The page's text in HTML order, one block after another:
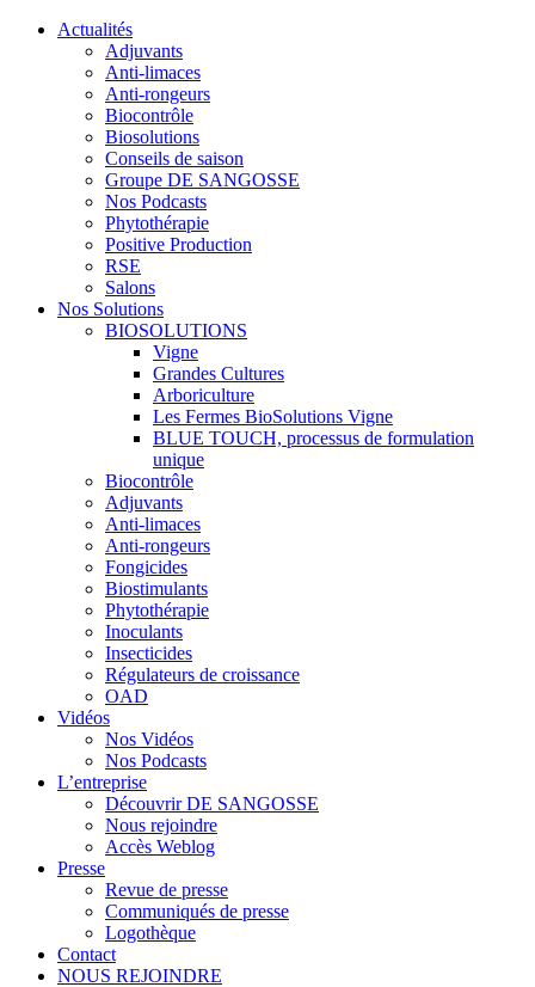
Actualités
Adjuvants
Anti-limaces
Anti-rongeurs
Biocontrôle
Biosolutions
Conseils de saison
Groupe DE SANGOSSE
Nos Podcasts
Phytothérapie
Positive Production
RSE
Salons
Nos Solutions
BIOSOLUTIONS
Vigne
Grandes Cultures
Arboriculture
Les Fermes BioSolutions Vigne
BLUE TOUCH, processus de formulation
unique
Biocontrôle
Adjuvants
Anti-limaces
Anti-rongeurs
Fongicides
Biostimulants
Phytothérapie
Inoculants
Insecticides
Régulateurs de croissance
OAD
Vidéos
Nos Vidéos
Nos Podcasts
L’entreprise
Découvrir DE SANGOSSE
Nous rejoindre
Accès Weblog
Presse
Revue de presse
Communiqués de presse
Logothèque
Contact
NOUS REJOINDRE